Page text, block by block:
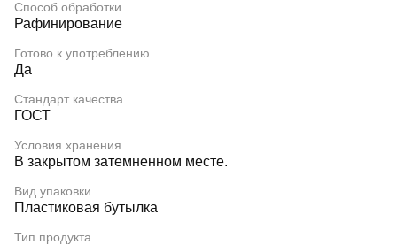
Способ обработки
Рафинирование
Готово к употреблению
Да
Стандарт качества
ГОСТ
Условия хранения
В закрытом затемненном месте.
Вид упаковки
Пластиковая бутылка
Тип продукта